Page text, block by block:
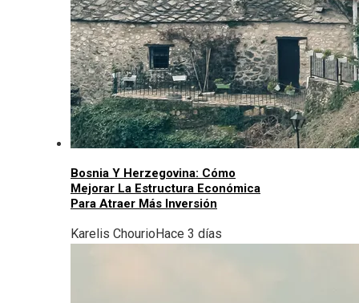
Bosnia Y Herzegovina: Cómo
Mejorar La Estructura Económica
Para Atraer Más Inversión
Karelis ChourioHace 3 días